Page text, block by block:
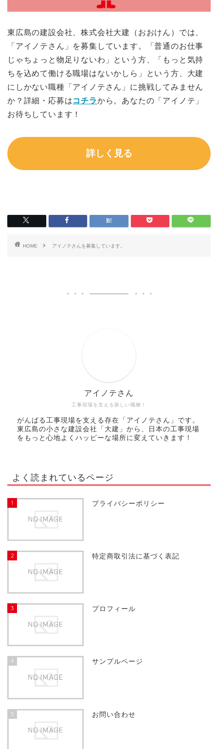
東広島の建設会社、株式会社大建（おおけん）では、
「アイノテさん」を募集しています。「普通のお仕事
じゃちょっと物足りないわ」という方、「もっと気持
ちを込めて働ける職場はないかしら」という方、大建
にしかない職種「アイノテさん」に挑戦してみません
か？詳細・応募はコチラから。あなたの「アイノテ」
お待ちしています！
詳しく見る
HOME アイノテさんを募集しています。
工事現場を支える新しい職種！
アイノテさん
がんばる工事現場を支える存在「アイノテさん」です。
東広島の小さな建設会社「大建」から、日本の工事現場
をもっと心地よくハッピーな場所に変えていきます！
よく読まれているページ
1 プライバシーポリシー
2 特定商取引法に基づく表記
3 プロフィール
4 サンプルページ
5 お問い合わせ